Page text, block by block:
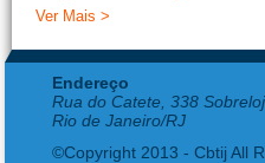
Ver Mais >
Endereço
Rua do Catete, 338
Rio de Janeiro/RJ
©Copyright 2013 - Cbtij All